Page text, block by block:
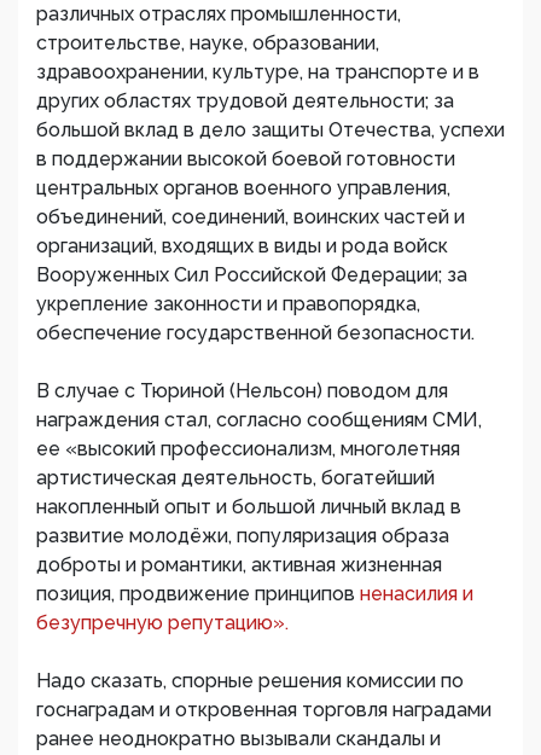
различных отраслях промышленности,
строительстве, науке, образовании,
здравоохранении, культуре, на транспорте и в
других областях трудовой деятельности; за
большой вклад в дело защиты Отечества, успехи
в поддержании высокой боевой готовности
центральных органов военного управления,
объединений, соединений, воинских частей и
организаций, входящих в виды и рода войск
Вооруженных Сил Российской Федерации; за
укрепление законности и правопорядка,
обеспечение государственной безопасности.
В случае с Тюриной (Нельсон) поводом для
награждения стал, согласно сообщениям СМИ,
ее «высокий профессионализм, многолетняя
артистическая деятельность, богатейший
накопленный опыт и большой личный вклад в
развитие молодёжи, популяризация образа
доброты и романтики, активная жизненная
позиция, продвижение принципов ненасилия и
безупречную репутацию».
Надо сказать, спорные решения комиссии по
госнаградам и откровенная торговля наградами
ранее неоднократно вызывали скандалы и